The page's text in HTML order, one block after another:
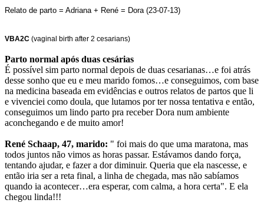
Relato de parto = Adriana + René = Dora (23-07-13)
VBA2C (vaginal birth after 2 cesarians)
Parto normal após duas cesárias
É possível sim parto normal depois de duas cesarianas…e foi atrás
desse sonho que eu e meu marido fomos…e conseguimos, com base
na medicina baseada em evidências e outros relatos de partos que li
e vivenciei como doula, que lutamos por ter nossa tentativa e então,
conseguimos um lindo parto pra receber Dora num ambiente
aconchegando e de muito amor!
René Schaap, 47, marido: " foi mais do que uma maratona, mas
todos juntos não vimos as horas passar. Estávamos dando força,
tentando ajudar, e fazer a dor diminuir. Queria que ela nascesse, e
então iria ser a reta final, a linha de chegada, mas não sabíamos
quando ia acontecer…era esperar, com calma, a hora certa". E ela
chegou linda!!!